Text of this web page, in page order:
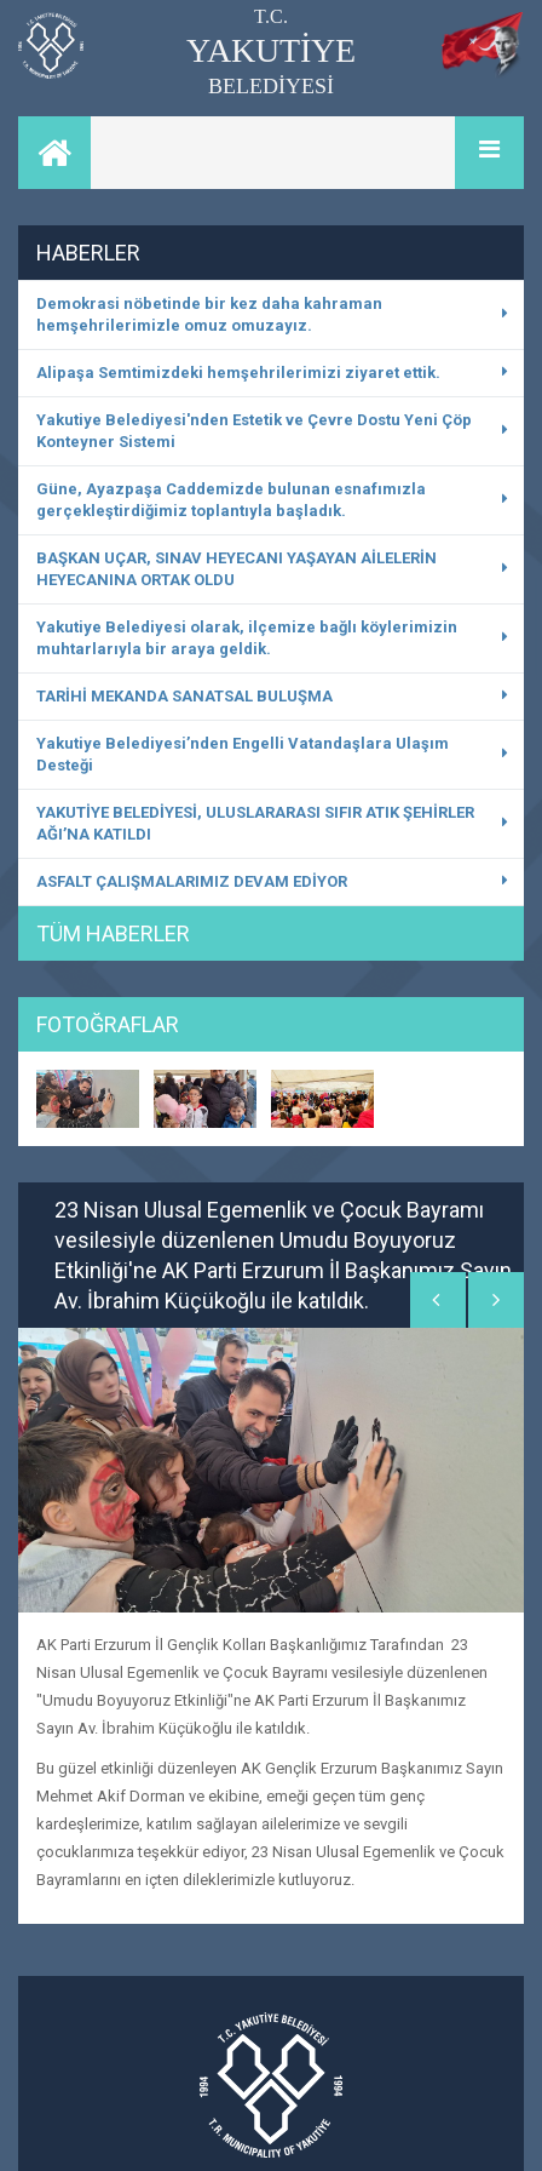
T.C.
YAKUTİYE
BELEDİYESİ
HABERLER
Demokrasi nöbetinde bir kez daha kahraman
hemşehrilerimizle omuz omuzayız.
Alipaşa Semtimizdeki hemşehrilerimizi ziyaret ettik.
Yakutiye Belediyesi'nden Estetik ve Çevre Dostu Yeni Çöp
Konteyner Sistemi
Güne, Ayazpaşa Caddemizde bulunan esnafımızla
gerçekleştirdiğimiz toplantıyla başladık.
BAŞKAN UÇAR, SINAV HEYECANI YAŞAYAN AİLELERİN
HEYECANINA ORTAK OLDU
Yakutiye Belediyesi olarak, ilçemize bağlı köylerimizin
muhtarlarıyla bir araya geldik.
TARİHİ MEKANDA SANATSAL BULUŞMA
Yakutiye Belediyesi’nden Engelli Vatandaşlara Ulaşım
Desteği
YAKUTİYE BELEDİYESİ, ULUSLARARASI SIFIR ATIK ŞEHİRLER
AĞI’NA KATILDI
ASFALT ÇALIŞMALARIMIZ DEVAM EDİYOR
TÜM HABERLER
FOTOĞRAFLAR
23 Nisan Ulusal Egemenlik ve Çocuk Bayramı
vesilesiyle düzenlenen Umudu Boyuyoruz
Etkinliği'ne AK Parti Erzurum İl Başkanımız Sayın
Av. İbrahim Küçükoğlu ile katıldık.
AK Parti Erzurum İl Gençlik Kolları Başkanlığımız Tarafından 23
Nisan Ulusal Egemenlik ve Çocuk Bayramı vesilesiyle düzenlenen
"Umudu Boyuyoruz Etkinliği"ne AK Parti Erzurum İl Başkanımız
Sayın Av. İbrahim Küçükoğlu ile katıldık.
Bu güzel etkinliği düzenleyen AK Gençlik Erzurum Başkanımız Sayın
Mehmet Akif Dorman ve ekibine, emeği geçen tüm genç
kardeşlerimize, katılım sağlayan ailelerimize ve sevgili
çocuklarımıza teşekkür ediyor, 23 Nisan Ulusal Egemenlik ve Çocuk
Bayramlarını en içten dileklerimizle kutluyoruz.